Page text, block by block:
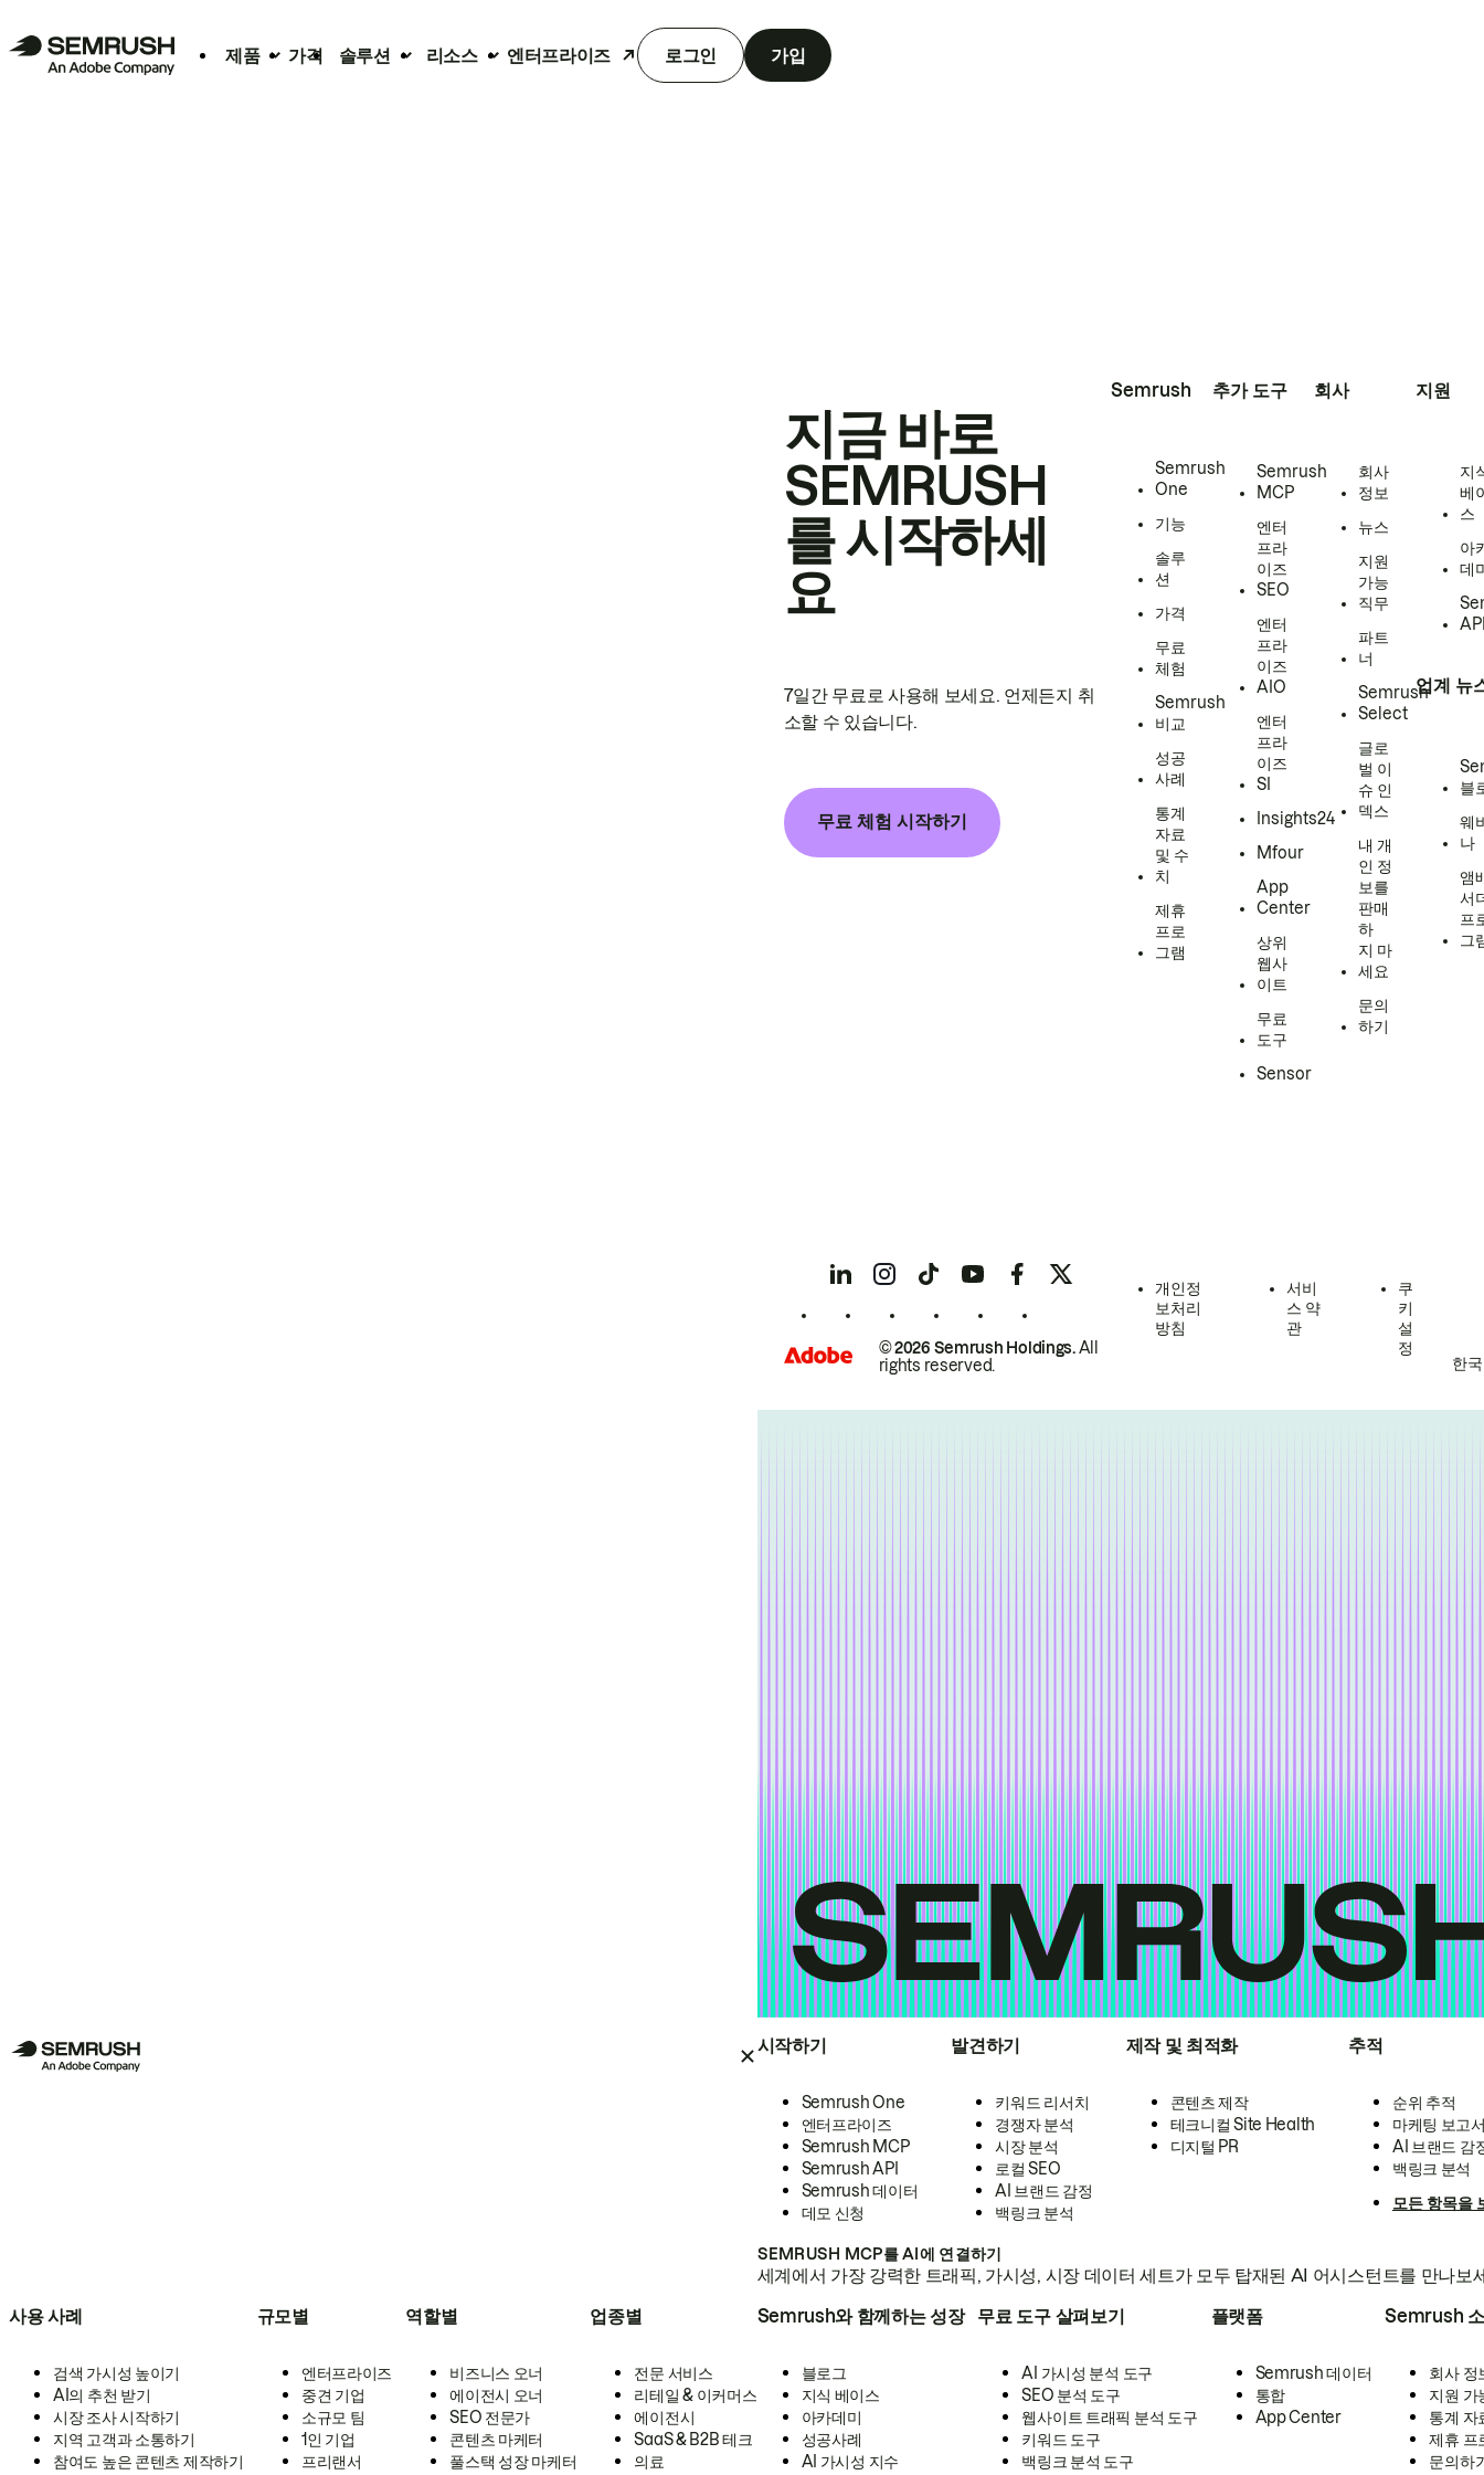
제품 가격 솔루션 리소스 엔터프라이즈 로그인 가입
시작하기
Semrush One
엔터프라이즈
Semrush MCP
Semrush API
Semrush 데이터
데모 신청
발견하기
키워드 리서치
경쟁자 분석
시장 분석
로컬 SEO
AI 브랜드 감정
백링크 분석
제작 및 최적화
콘텐츠 제작
테크니컬 Site Health
디지털 PR
추적
순위 추적
마케팅 보고
AI 브랜드 감
백링크 분석
모든 항목을
SEMRUSH MCP를 AI에 연결하기
세계에서 가장 강력한 트래픽, 가시성, 시장 데이터 세트가 모두 탑재된 AI 어시스턴트를 만나보
사용 사례
검색 가시성 높이기
AI의 추천 받기
시장 조사 시작하기
지역 고객과 소통하기
참여도 높은 콘텐츠 제작하기
규모별
엔터프라이즈
중견 기업
소규모 팀
1인 기업
프리랜서
역할별
비즈니스 오너
에이전시 오너
SEO 전문가
콘텐츠 마케터
풀스택 성장 마케터
업종별
전문 서비스
리테일 & 이커머스
에이전시
SaaS & B2B 테크
의료
Semrush와 함께하는 성장
블로그
지식 베이스
아카데미
성공사례
AI 가시성 지수
무료 도구 살펴보기
AI 가시성 분석 도구
SEO 분석 도구
웹사이트 트래픽 분석 도구
키워드 도구
백링크 분석 도구
플랫폼
Semrush 데이터
통합
App Center
Semrush
회사 정
지원 가
통계 자
제휴 프
문의하
지금 바로
SEMRUSH
를 시작하세
요
7일간 무료로 사용해 보세요. 언제든지 취
소할 수 있습니다.
무료 체험 시작하기
Semrush
Semrush
One
기능
솔루
션
가격
무료
체험
Semrush
비교
성공
사례
통계
자료
및 수
치
제휴
프로
그램
추가 도구
Semrush
MCP
엔터
프라
이즈
SEO
엔터
프라
이즈
AIO
엔터
프라
이즈
SI
Insights24
Mfour
App
Center
상위
웹사
이트
무료
도구
Sensor
회사
회사
정보
뉴스
지원
가능
직무
파트
너
Semrush
Select
글로
벌 이
슈 인
덱스
내 개
인 정
보를
판매
하
지 마
세요
문의
하기
지원
지
베
스
아
데
업계 뉴
블
웨
나
앰
서
프
그
© 2026 Semrush Holdings.All
rights reserved.
개인정
보처리
방침
서비
스 약
관
쿠
키
설
정
한